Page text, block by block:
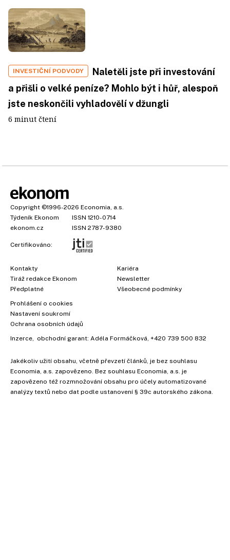
INVESTIČNÍ PODVODY
Naletěli jste při investování
a přišli o velké peníze? Mohlo být i hůř, alespoň
jste neskončili vyhladovělí v džungli
6 minut čtení
Copyright ©1996-2026 Economia, a.s.
Týdeník Ekonom
ISSN 1210-0714
ekonom.cz
ISSN 2787-9380
Certifikováno:
Kontakty
Tiráž redakce Ekonom
Předplatné
Kariéra
Newsletter
Všeobecné podmínky
Prohlášení o cookies
Nastavení soukromí
Ochrana osobních údajů
Inzerce , obchodní garant: Adéla Formáčková +420 739 500 832
Jakékoliv užití obsahu, včetně převzetí článků, je bez souhlasu
Economia, a.s. zapovězeno. Bez souhlasu Economia, a.s. je
zapovězeno též rozmnožování obsahu pro účely automatizované
analýzy textů nebo dat podle ustanovení § 39c autorského zákona.